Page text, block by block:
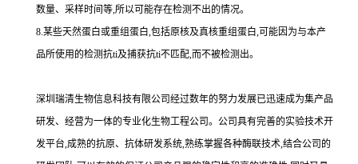
数量、采样时间等,所以可能存在检测不出的情况。
8.某些天然蛋白或重组蛋白,包括原核及真核重组蛋白,可能因为与本产
品所使用的检测抗ti及捕获抗ti不匹配,而不被检测出。
深圳瑞清生物信息科技有限公司经过数年的努力发展已迅速成为集产品
研发、经营为一体的专业化生物工程公司。公司具有完善的实验技术开
发平台,成熟的抗原、抗体研发系统,熟练掌握各种酶联技术,结合公司的